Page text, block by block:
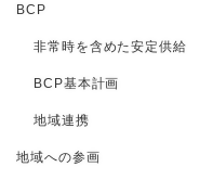
BCP
非常時を含めた安定供給
BCP基本計画
地域連携
地域への参画